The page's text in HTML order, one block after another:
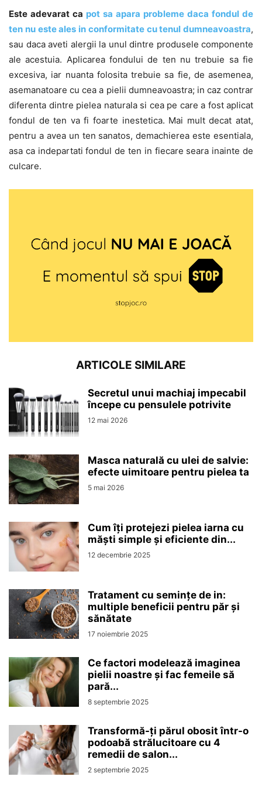
Este adevarat ca pot sa apara probleme daca fondul de
ten nu este ales in conformitate cu tenul dumneavoastra,
sau daca aveti alergii la unul dintre produsele componente
ale acestuia. Aplicarea fondului de ten nu trebuie sa fie
excesiva, iar nuanta folosita trebuie sa fie, de asemenea,
asemanatoare cu cea a pielii dumneavoastra; in caz contrar
diferenta dintre pielea naturala si cea pe care a fost aplicat
fondul de ten va fi foarte inestetica. Mai mult decat atat,
pentru a avea un ten sanatos, demachierea este esentiala,
asa ca indepartati fondul de ten in fiecare seara inainte de
culcare.
ARTICOLE SIMILARE
Secretul unui machiaj impecabil
începe cu pensulele potrivite
12 mai 2026
Masca naturală cu ulei de salvie:
efecte uimitoare pentru pielea ta
5 mai 2026
Cum îți protejezi pielea iarna cu
măști simple și eficiente din...
12 decembrie 2025
Tratament cu semințe de in:
multiple beneficii pentru păr și
sănătate
17 noiembrie 2025
Ce factori modelează imaginea
pielii noastre și fac femeile să
pară...
8 septembrie 2025
Transformă-ți părul obosit într-o
podoabă strălucitoare cu 4
remedii de salon...
2 septembrie 2025